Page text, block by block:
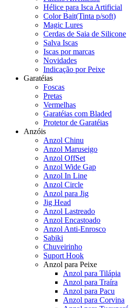
Hélice para Isca Artificial
Color Bait(Tinta p/soft)
Magic Lures
Cerdas de Saia de Silicone
Salva Iscas
Iscas por marcas
Novidades
Indicação por Peixe
Garatéias
Foscas
Pretas
Vermelhas
Garatéias com Bladed
Protetor de Garatéias
Anzóis
Anzol Chinu
Anzol Maruseigo
Anzol OffSet
Anzol Wide Gap
Anzol In Line
Anzol Circle
Anzol para Jig
Jig Head
Anzol Lastreado
Anzol Encastoado
Anzol Anti-Enrosco
Sabiki
Chuveirinho
Suport Hook
Anzol para Peixe
Anzol para Tilápia
Anzol para Traíra
Anzol para Pacu
Anzol para Corvina